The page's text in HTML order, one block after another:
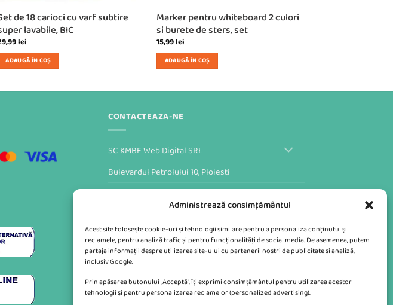
Administrează consimțământul
Acest site folosește cookie-uri și tehnologii similare pentru a personaliza conținutul și
reclamele, pentru analiză trafic și pentru funcționalități de social media. De asemenea, putem
partaja informații despre utilizarea site-ului cu partenerii noștri de publicitate și analiză,
inclusiv Google.
Prin apăsarea butonului „Acceptă”, îți exprimi consimțământul pentru utilizarea acestor
tehnologii și pentru personalizarea reclamelor (personalized advertising).
de 18 carioci cu varf subtire
lavabile, BIC
lei
ADAUGĂ ÎN COȘ
Marker pentru whiteboard 2 culori
si burete de sters, set
15,99lei
ADAUGĂ ÎN COȘ
CONTACTEAZA-NE
SC KMBE Web Digital SRL
Bulevardul Petrolului 10, Ploiesti
Formular de Contact al Magazinului